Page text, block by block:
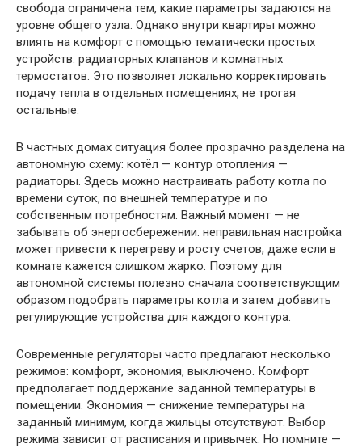
свобода ограничена тем, какие параметры задаются на
уровне общего узла. Однако внутри квартиры можно
влиять на комфорт с помощью тематически простых
устройств: радиаторных клапанов и комнатных
термостатов. Это позволяет локально корректировать
подачу тепла в отдельных помещениях, не трогая
остальные.
В частных домах ситуация более прозрачно разделена на
автономную схему: котёл — контур отопления —
радиаторы. Здесь можно настраивать работу котла по
времени суток, по внешней температуре и по
собственным потребностям. Важный момент — не
забывать об энергосбережении: неправильная настройка
может привести к перегреву и росту счетов, даже если в
комнате кажется слишком жарко. Поэтому для
автономной системы полезно сначала соответствующим
образом подобрать параметры котла и затем добавить
регулирующие устройства для каждого контура.
Современные регуляторы часто предлагают несколько
режимов: комфорт, экономия, выключено. Комфорт
предполагает поддержание заданной температуры в
помещении. Экономия — снижение температуры на
заданный минимум, когда жильцы отсутствуют. Выбор
режима зависит от расписания и привычек. Но помните —